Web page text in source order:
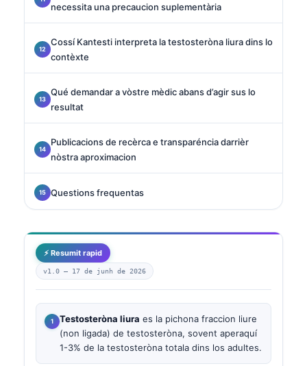
necessita una precaucion suplementària
Cossí Kantesti interpreta la testosteròna liura dins lo
contèxte
Qué demandar a vòstre mèdic abans d’agir sus lo
resultat
Publicacions de recèrca e transparéncia darrièr
nòstra aproximacion
Questions frequentas
⚡ Resumit rapid
v1.0 — 17 de junh de 2026
Testosteròna liura es la pichona fraccion liure
(non ligada) de testosteròna, sovent aperaquí
1-3% de la testosteròna totala dins los adultes.